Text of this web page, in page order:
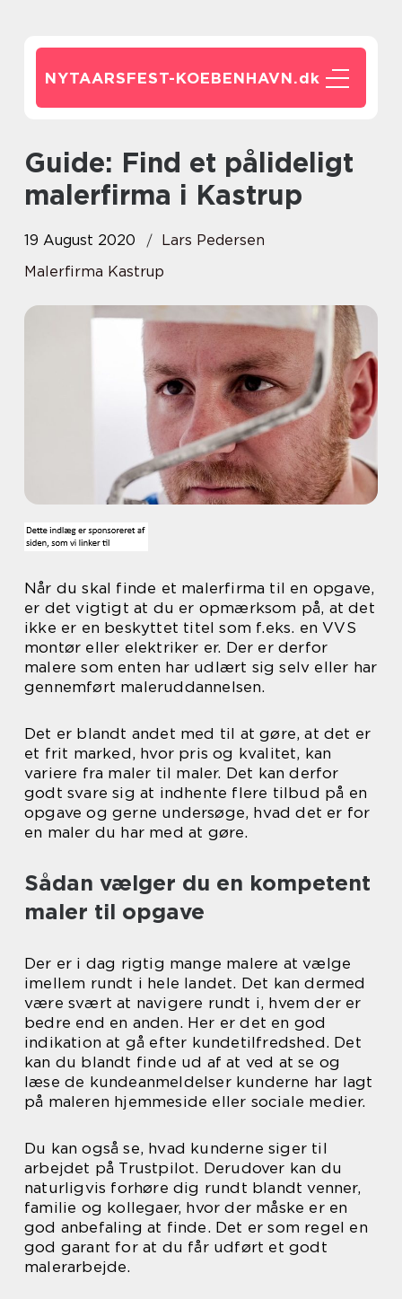
NYTAARSFEST-KOEBENHAVN.dk
Guide: Find et pålideligt
malerfirma i Kastrup
19 August 2020
Lars Pedersen
Malerfirma Kastrup
Når du skal finde et malerfirma til en opgave,
er det vigtigt at du er opmærksom på, at det
ikke er en beskyttet titel som f.eks. en VVS
montør eller elektriker er. Der er derfor
malere som enten har udlært sig selv eller har
gennemført maleruddannelsen.
Det er blandt andet med til at gøre, at det er
et frit marked, hvor pris og kvalitet, kan
variere fra maler til maler. Det kan derfor
godt svare sig at indhente flere tilbud på en
opgave og gerne undersøge, hvad det er for
en maler du har med at gøre.
Sådan vælger du en kompetent
maler til opgave
Der er i dag rigtig mange malere at vælge
imellem rundt i hele landet. Det kan dermed
være svært at navigere rundt i, hvem der er
bedre end en anden. Her er det en god
indikation at gå efter kundetilfredshed. Det
kan du blandt finde ud af at ved at se og
læse de kundeanmeldelser kunderne har lagt
på maleren hjemmeside eller sociale medier.
Du kan også se, hvad kunderne siger til
arbejdet på Trustpilot. Derudover kan du
naturligvis forhøre dig rundt blandt venner,
familie og kollegaer, hvor der måske er en
god anbefaling at finde. Det er som regel en
god garant for at du får udført et godt
malerarbejde.